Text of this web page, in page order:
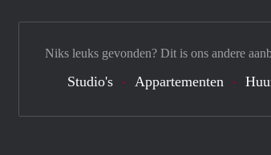
Niks leuks gevonden? Dit is ons andere
Studio's Appartementen